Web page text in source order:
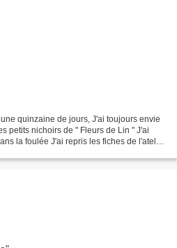
quinzaine de jours, J'ai toujours envie
petits nichoirs de " Fleurs de Lin " J'ai
la foulée J'ai repris les fiches de l'atelier